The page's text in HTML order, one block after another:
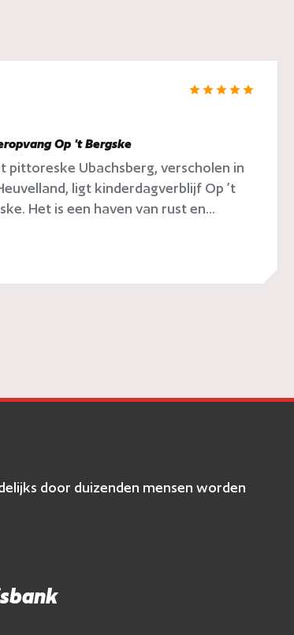
Op 't Bergske
pittoreske Ubachsberg, verscholen in
ligt kinderdagverblijf Op ’t
Het is een haven van rust en...
door duizenden mensen worden